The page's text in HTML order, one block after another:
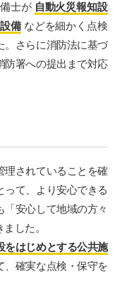
士が 自動火災報知設
備などを細かく点検
。さらに消防法に基づ
防署への提出まで対応
理されていることを確
って、より安心できる
安心して地域の方々
した。
をはじめとする公共施
、確実な点検・保守を